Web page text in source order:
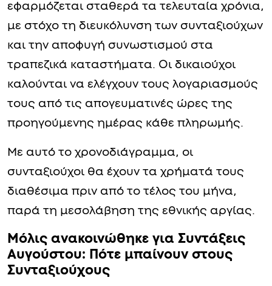
εφαρμόζεται σταθερά τα τελευταία χρόνια,
με στόχο τη διευκόλυνση των συνταξιούχων
και την αποφυγή συνωστισμού στα
τραπεζικά καταστήματα. Οι δικαιούχοι
καλούνται να ελέγχουν τους λογαριασμούς
τους από τις απογευματινές ώρες της
προηγούμενης ημέρας κάθε πληρωμής.
Με αυτό το χρονοδιάγραμμα, οι
συνταξιούχοι θα έχουν τα χρήματά τους
διαθέσιμα πριν από το τέλος του μήνα,
παρά τη μεσολάβηση της εθνικής αργίας.
Μόλις ανακοινώθηκε για Συντάξεις
Αυγούστου: Πότε μπαίνουν στους
Συνταξιούχους